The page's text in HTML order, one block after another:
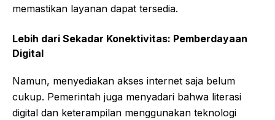
memastikan layanan dapat tersedia.
Lebih dari Sekadar Konektivitas: Pemberdayaan
Digital
Namun, menyediakan akses internet saja belum
cukup. Pemerintah juga menyadari bahwa literasi
digital dan keterampilan menggunakan teknologi